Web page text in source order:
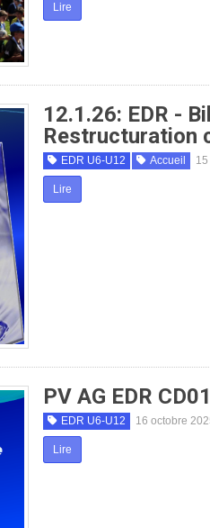
Lire
12.1.26: EDR -
Restructuration
EDR U6-U12 Accueil
Lire
PV AG EDR
EDR U6-U12 16 octobre
Lire